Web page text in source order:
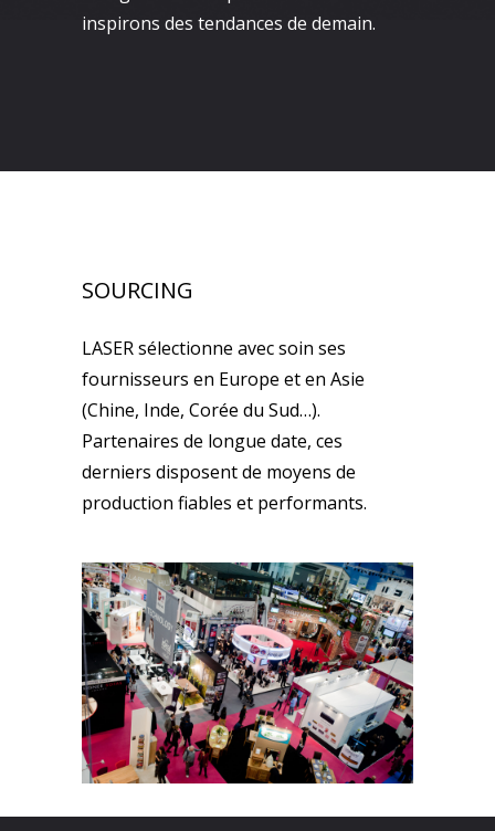
inspirons des tendances de demain.
SOURCING
LASER sélectionne avec soin ses
fournisseurs en Europe et en Asie
(Chine, Inde, Corée du Sud…).
Partenaires de longue date, ces
derniers disposent de moyens de
production fiables et performants.